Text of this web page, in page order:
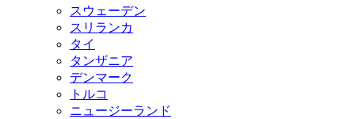
スウェーデン
スリランカ
タイ
タンザニア
デンマーク
トルコ
ニュージーランド